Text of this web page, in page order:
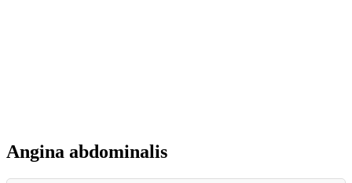
Angina abdominalis